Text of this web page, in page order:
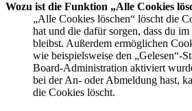
Wozu ist die Funktion „Alle Cookies
„Alle Cookies löschen“ löscht die
hat und die dafür sorgen, dass du
bleibst. Außerdem ermöglichen
wie beispielsweise den „Gelesen“-
Board-Administration aktiviert
bei der An- oder Abmeldung hast,
die Cookies löscht.